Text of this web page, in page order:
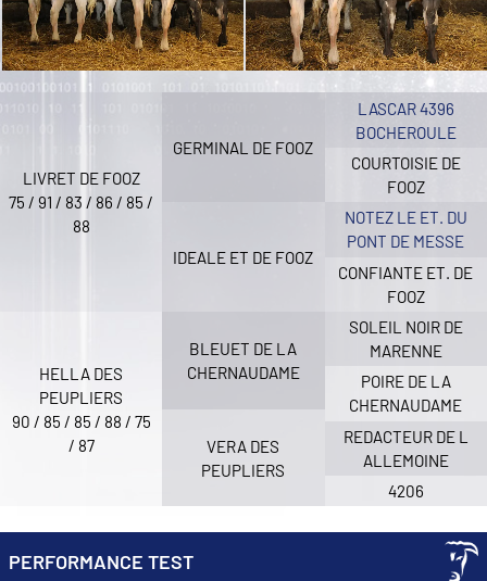
LIVRET DE FOOZ
75 / 91 / 83 / 86 / 85 /
88
GERMINAL DE FOOZ
IDEALE ET DE FOOZ
LASCAR 4396
BOCHEROULE
COURTOISIE DE
FOOZ
NOTEZ LE ET. DU
PONT DE MESSE
CONFIANTE ET. DE
FOOZ
HELLA DES
PEUPLIERS
90 / 85 / 85 / 88 / 75
/ 87
BLEUET DE LA
CHERNAUDAME
VERA DES
PEUPLIERS
SOLEIL NOIR DE
MARENNE
POIRE DE LA
CHERNAUDAME
REDACTEUR DE L
ALLEMOINE
4206
PERFORMANCE TEST